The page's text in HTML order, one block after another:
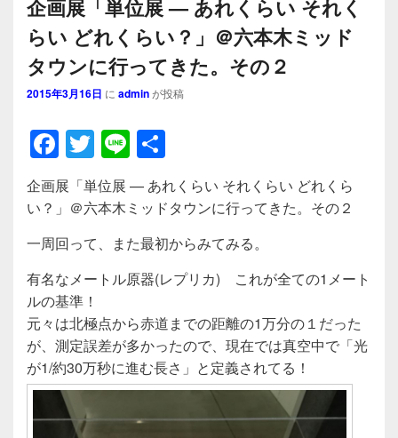
企画展「単位展 — あれくらい それく
らい どれくらい？」＠六本木ミッド
タウンに行ってきた。その２
2015年3月16日 に adminが投稿
F
a
c
e
b
o
o
k
T
wi
tt
er
Li
n
e
有
企画展「単位展 — あれくらい それくらい どれくら
い？」＠六本木ミッドタウンに行ってきた。その２
一周回って、また最初からみてみる。
有名なメートル原器(レプリカ) これが全ての1メート
ルの基準！
元々は北極点から赤道までの距離の1万分の１だった
が、測定誤差が多かったので、現在では真空中で「光
が1/約30万秒に進む長さ」と定義されてる！